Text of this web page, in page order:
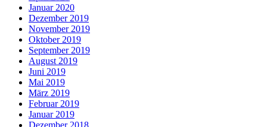
Januar 2020
Dezember 2019
November 2019
Oktober 2019
September 2019
August 2019
Juni 2019
Mai 2019
März 2019
Februar 2019
Januar 2019